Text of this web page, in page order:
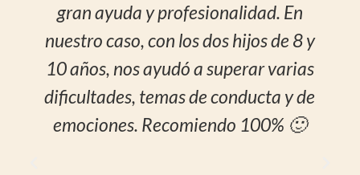
En
de 8 y
varias
y de
100% 🙂
ha estat molt positiva. La
capacitat d'escolta,
acompanyament m'ha
entendre'm millor i a
meves emocions d'una